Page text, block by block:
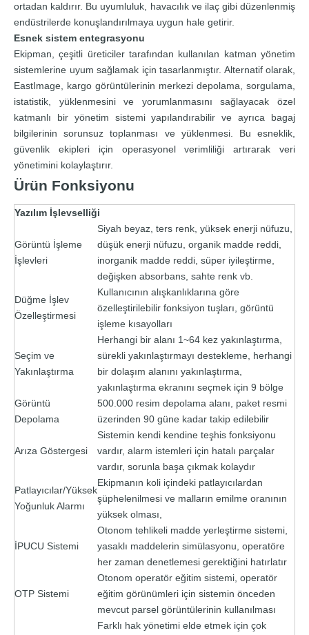
ortadan kaldırır. Bu uyumluluk, havacılık ve ilaç gibi düzenlenmiş
endüstrilerde konuşlandırılmaya uygun hale getirir.
Esnek sistem entegrasyonu
Ekipman, çeşitli üreticiler tarafından kullanılan katman yönetim
sistemlerine uyum sağlamak için tasarlanmıştır. Alternatif olarak,
EastImage, kargo görüntülerinin merkezi depolama, sorgulama,
istatistik, yüklenmesini ve yorumlanmasını sağlayacak özel
katmanlı bir yönetim sistemi yapılandırabilir ve ayrıca bagaj
bilgilerinin sorunsuz toplanması ve yüklenmesi. Bu esneklik,
güvenlik ekipleri için operasyonel verimliliği artırarak veri
yönetimini kolaylaştırır.
Ürün Fonksiyonu
Yazılım İşlevselliği
Görüntü İşleme
İşlevleri
Siyah beyaz, ters renk, yüksek enerji nüfuzu,
düşük enerji nüfuzu, organik madde reddi,
inorganik madde reddi, süper iyileştirme,
değişken absorbans, sahte renk vb.
Düğme İşlev
Özelleştirmesi
Kullanıcının alışkanlıklarına göre
özelleştirilebilir fonksiyon tuşları, görüntü
işleme kısayolları
Seçim ve
Yakınlaştırma
Herhangi bir alanı 1~64 kez yakınlaştırma,
sürekli yakınlaştırmayı destekleme, herhangi
bir dolaşım alanını yakınlaştırma,
yakınlaştırma ekranını seçmek için 9 bölge
Görüntü
Depolama
500.000 resim depolama alanı, paket resmi
üzerinden 90 güne kadar takip edilebilir
Arıza Göstergesi
Sistemin kendi kendine teşhis fonksiyonu
vardır, alarm istemleri için hatalı parçalar
vardır, sorunla başa çıkmak kolaydır
Patlayıcılar/Yüksek
Yoğunluk Alarmı
Ekipmanın koli içindeki patlayıcılardan
şüphelenilmesi ve malların emilme oranının
yüksek olması,
İPUCU Sistemi
Otonom tehlikeli madde yerleştirme sistemi,
yasaklı maddelerin simülasyonu, operatöre
her zaman denetlemesi gerektiğini hatırlatır
OTP Sistemi
Otonom operatör eğitim sistemi, operatör
eğitim görünümleri için sistemin önceden
mevcut parsel görüntülerinin kullanılması
Farklı hak yönetimi elde etmek için çok